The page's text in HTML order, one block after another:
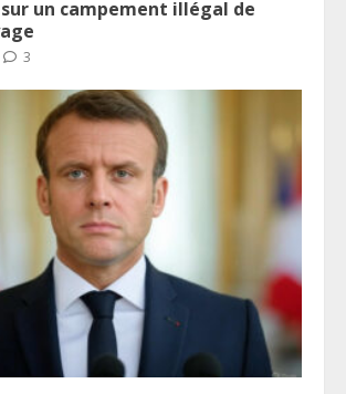
sur un campement illégal de
3